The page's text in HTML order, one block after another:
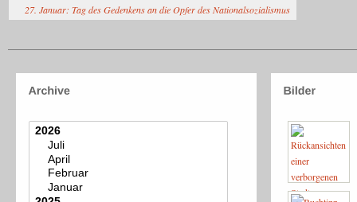
27. Januar: Tag des Gedenkens an die Opfer des Nationalsozialismus